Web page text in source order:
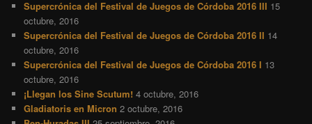
Supercrónica del Festival de Juegos de Córdoba 2016 III 15
octubre, 2016
Supercrónica del Festival de Juegos de Córdoba 2016 II 14
octubre, 2016
Supercrónica del Festival de Juegos de Córdoba 2016 I 13
octubre, 2016
¡Llegan los Sine Scutum! 4 octubre, 2016
Gladiatoris en Micron 2 octubre, 2016